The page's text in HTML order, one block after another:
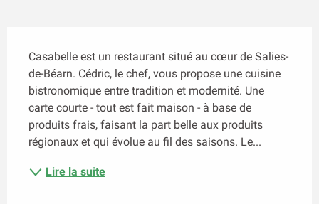
Casabelle est un restaurant situé au cœur de Salies-
de-Béarn. Cédric, le chef, vous propose une cuisine
bistronomique entre tradition et modernité. Une
carte courte - tout est fait maison - à base de
produits frais, faisant la part belle aux produits
régionaux et qui évolue au fil des saisons. Le...
Lire la suite